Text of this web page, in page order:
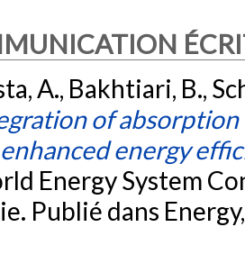
A., Bakhtiari, B.,
of absorption
energy
Energy System
Publié dans